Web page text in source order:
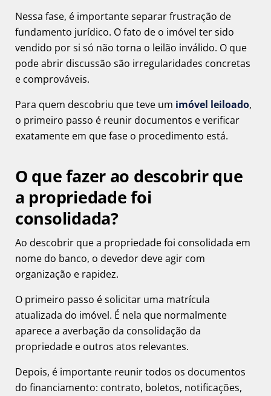
Nessa fase, é importante separar frustração de
fundamento jurídico. O fato de o imóvel ter sido
vendido por si só não torna o leilão inválido. O que
pode abrir discussão são irregularidades concretas
e comprováveis.
Para quem descobriu que teve um imóvel leiloado,
o primeiro passo é reunir documentos e verificar
exatamente em que fase o procedimento está.
O que fazer ao descobrir que
a propriedade foi
consolidada?
Ao descobrir que a propriedade foi consolidada em
nome do banco, o devedor deve agir com
organização e rapidez.
O primeiro passo é solicitar uma matrícula
atualizada do imóvel. É nela que normalmente
aparece a averbação da consolidação da
propriedade e outros atos relevantes.
Depois, é importante reunir todos os documentos
do financiamento: contrato, boletos, notificações,